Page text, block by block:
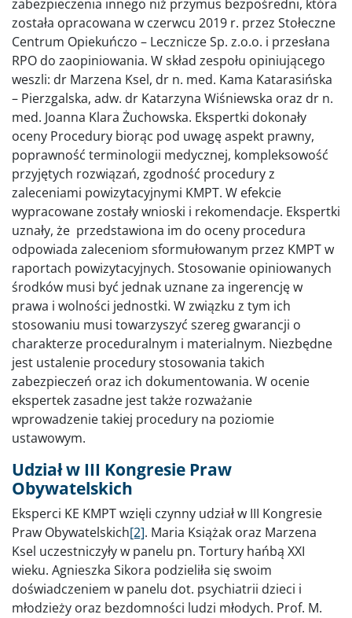
zabezpieczenia innego niż przymus bezpośredni, która
została opracowana w czerwcu 2019 r. przez Stołeczne
Centrum Opiekuńczo – Lecznicze Sp. z.o.o. i przesłana
RPO do zaopiniowania. W skład zespołu opiniującego
weszli: dr Marzena Ksel, dr n. med. Kama Katarasińska
– Pierzgalska, adw. dr Katarzyna Wiśniewska oraz dr n.
med. Joanna Klara Żuchowska. Ekspertki dokonały
oceny Procedury biorąc pod uwagę aspekt prawny,
poprawność terminologii medycznej, kompleksowość
przyjętych rozwiązań, zgodność procedury z
zaleceniami powizytacyjnymi KMPT. W efekcie
wypracowane zostały wnioski i rekomendacje. Ekspertki
uznały, że przedstawiona im do oceny procedura
odpowiada zaleceniom sformułowanym przez KMPT w
raportach powizytacyjnych. Stosowanie opiniowanych
środków musi być jednak uznane za ingerencję w
prawa i wolności jednostki. W związku z tym ich
stosowaniu musi towarzyszyć szereg gwarancji o
charakterze proceduralnym i materialnym. Niezbędne
jest ustalenie procedury stosowania takich
zabezpieczeń oraz ich dokumentowania. W ocenie
ekspertek zasadne jest także rozważanie
wprowadzenie takiej procedury na poziomie
ustawowym.
Udział w III Kongresie Praw
Obywatelskich
Eksperci KE KMPT wzięli czynny udział w III Kongresie
Praw Obywatelskich[2]. Maria Książak oraz Marzena
Ksel uczestniczyły w panelu pn. Tortury hańbą XXI
wieku. Agnieszka Sikora podzieliła się swoim
doświadczeniem w panelu dot. psychiatrii dzieci i
młodzieży oraz bezdomności ludzi młodych. Prof. M.